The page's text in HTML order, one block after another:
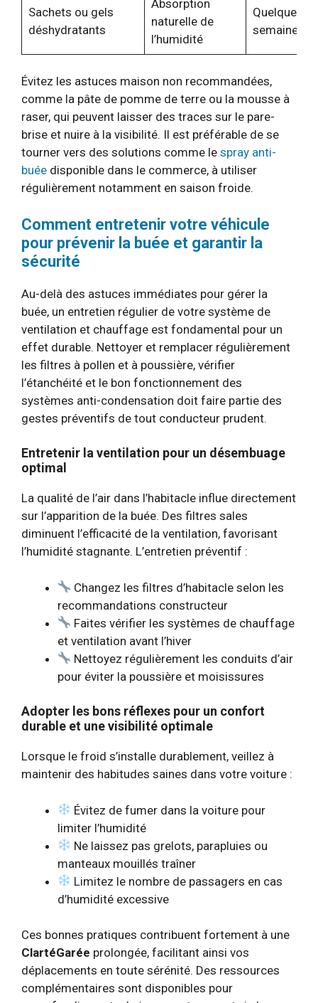
Sachets ou gels
déshydratants
Absorption
naturelle de
l’humidité
Quelques
semaines
Évitez les astuces maison non recommandées,
comme la pâte de pomme de terre ou la mousse à
raser, qui peuvent laisser des traces sur le pare-
brise et nuire à la visibilité. Il est préférable de se
tourner vers des solutions comme le spray anti-
buée disponible dans le commerce, à utiliser
régulièrement notamment en saison froide.
Comment entretenir votre véhicule
pour prévenir la buée et garantir la
sécurité
Au-delà des astuces immédiates pour gérer la
buée, un entretien régulier de votre système de
ventilation et chauffage est fondamental pour un
effet durable. Nettoyer et remplacer régulièrement
les filtres à pollen et à poussière, vérifier
l’étanchéité et le bon fonctionnement des
systèmes anti-condensation doit faire partie des
gestes préventifs de tout conducteur prudent.
Entretenir la ventilation pour un désembuage
optimal
La qualité de l’air dans l’habitacle influe directement
sur l’apparition de la buée. Des filtres sales
diminuent l’efficacité de la ventilation, favorisant
l’humidité stagnante. L’entretien préventif :
Changez les filtres d’habitacle selon les
recommandations constructeur
Faites vérifier les systèmes de chauffage
et ventilation avant l’hiver
Nettoyez régulièrement les conduits d’air
pour éviter la poussière et moisissures
Adopter les bons réflexes pour un confort
durable et une visibilité optimale
Lorsque le froid s’installe durablement, veillez à
maintenir des habitudes saines dans votre voiture :
Évitez de fumer dans la voiture pour
limiter l’humidité
Ne laissez pas grelots, parapluies ou
manteaux mouillés traîner
Limitez le nombre de passagers en cas
d’humidité excessive
Ces bonnes pratiques contribuent fortement à une
ClartéGarée prolongée, facilitant ainsi vos
déplacements en toute sérénité. Des ressources
complémentaires sont disponibles pour